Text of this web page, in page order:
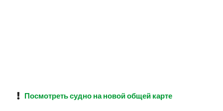
Посмотреть судно на новой общей карте